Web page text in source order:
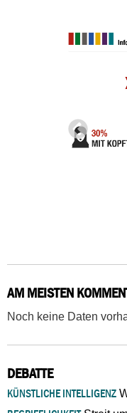
AM MEISTEN
Noch keine Daten
DEBATTE
KÜNSTLICHE INTELLIGENZ